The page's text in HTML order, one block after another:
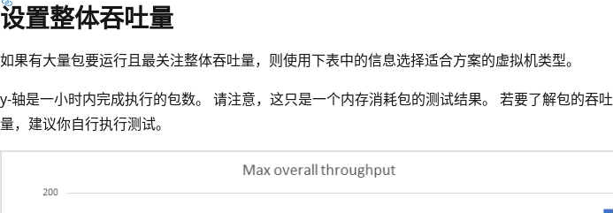
设置整体吞吐量
如果有大量包要运行且最关注整体吞吐量，则使用下表中的信息选择适合方案的虚拟机类型。
y-轴是一小时内完成执行的包数。 请注意，这只是一个内存消耗包的测试结果。 若要了解包的吞吐
量，建议你自行执行测试。